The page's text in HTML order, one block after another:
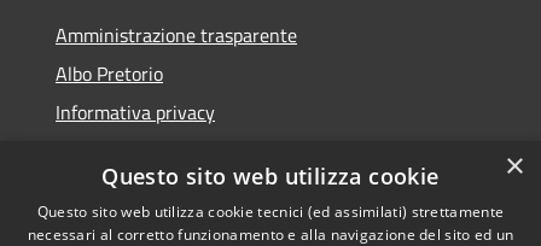
Amministrazione trasparente
Albo Pretorio
Informativa privacy
Dichiarazione di accessibilità
×
Questo sito web utilizza cookie
Questo sito web utilizza cookie tecnici (ed assimilati) strettamente
necessari al corretto funzionamento e alla navigazione del sito ed un